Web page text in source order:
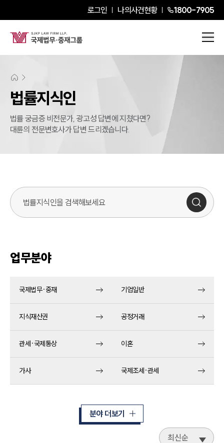
로그인 나의사건현황 1800-7905
법률지식인
법률 궁금증 비전문가, 광고성 답변에 지쳤다면?
대륜의 전문변호사가 답변 드리겠습니다.
법률지식인 검색창
업무분야
국제법무·중재 기업일반
지식재산권 공정거래
관세·국제통상 이혼
가사 국제조세·관세
분야 더보기
최신순